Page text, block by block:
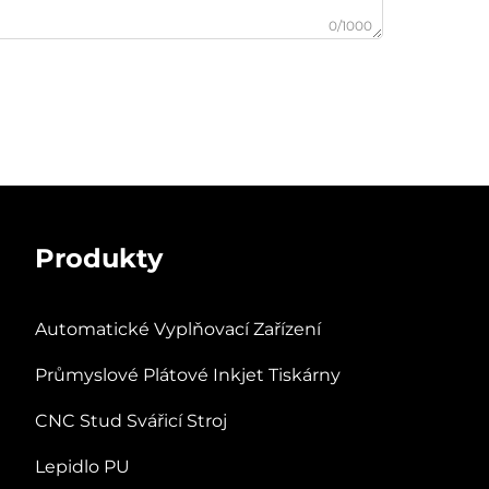
0/1000
Produkty
Automatické Vyplňovací Zařízení
Průmyslové Plátové Inkjet Tiskárny
CNC Stud Svářicí Stroj
Lepidlo PU